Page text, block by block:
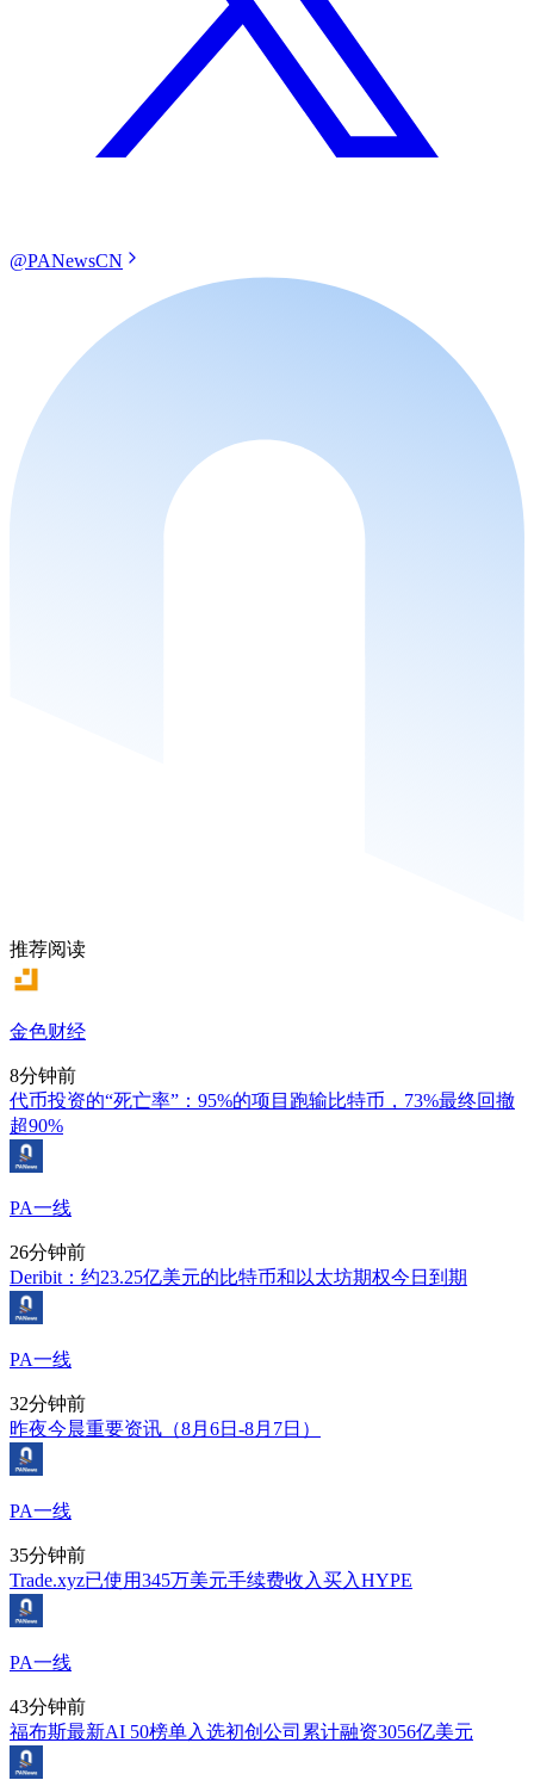
@PANewsCN
推荐阅读
金色财经
8分钟前
代币投资的“死亡率”：95%的项目跑输比特币，73%最终回撤
超90%
PA一线
26分钟前
Deribit：约23.25亿美元的比特币和以太坊期权今日到期
PA一线
32分钟前
昨夜今晨重要资讯（8月6日-8月7日）
PA一线
35分钟前
Trade.xyz已使用345万美元手续费收入买入HYPE
PA一线
43分钟前
福布斯最新AI 50榜单入选初创公司累计融资3056亿美元